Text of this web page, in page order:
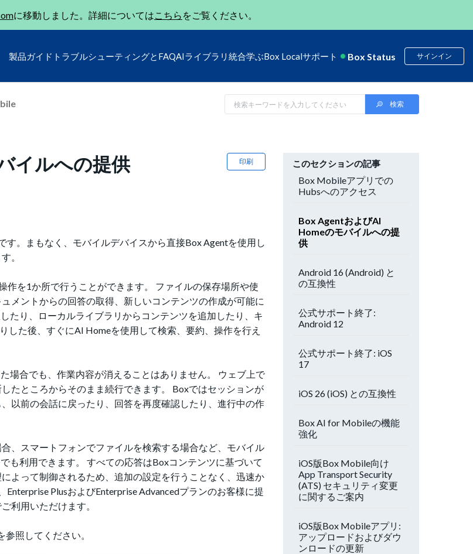
に移動しました。詳細についてはこちら をご覧ください。
製品ガイド トラブルシューティングとFAQAIライブラリ 統合学ぶBox Localサポート Box Status サインイン
印刷
イルへの提供
。まもなく、モバイルデバイスから直接Box Agentを使用し
。
を1か所で行うことができます。 ファイルの保存場所や使
メントからの回答の取得、新しいコンテンツの作成が可能に
たり、ローカルライブラリからコンテンツを追加したり、キ
た後、すぐにAI Homeを使用して検索、要約、操作を行え
場合でも、作業内容が消えることはありません。 ウェブ上で
たところからそのまま続行できます。 Boxではセッションが
以前の会話に戻ったり、回答を再度確認したり、進行中の作
、スマートフォンでファイルを検索する場合など、モバイル
も利用できます。 すべての応答はBoxコンテンツに基づいて
よって制御されるため、追加の設定を行うことなく、迅速か
PlusおよびEnterprise Advancedプランのお客様に提
利用いただけます。
参照してください。
このセクションの記事
Box Mobileアプリでの
Hubsへのアクセス
Box AgentおよびAI
Homeのモバイルへの提
供
Android 16 (Android) と
の互換性
公式サポート終了:
Android 12
公式サポート終了: iOS
17
iOS 26 (iOS) との互換性
Box AI for Mobileの機能
強化
iOS版Box Mobile向け
App Transport Security
(ATS) セキュリティ変更
に関するご案内
iOS版Box Mobileアプリ:
アップロードおよびダウ
ンロードの更新